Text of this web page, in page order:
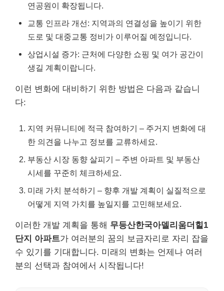
연공원이 확장됩니다.
교통 인프라 개선: 지역과의 연결성을 높이기 위한
도로 및 대중교통 정비가 이루어질 예정입니다.
상업시설 증가: 근처에 다양한 쇼핑 및 여가 공간이
생길 계획이랍니다.
이런 변화에 대비하기 위한 방법은 다음과 같습니
다:
지역 커뮤니티에 적극 참여하기 – 주거지 변화에 대
한 의견을 나누고 정보를 교류하세요.
부동산 시장 동향 살피기 – 주변 아파트 및 부동산
시세를 꾸준히 체크하세요.
미래 가치 분석하기 – 향후 개발 계획이 실질적으로
어떻게 지역 가치를 높일지를 고민해보세요.
이러한 개발 계획을 통해 무등산한국아델리움더힐1
단지 아파트가 여러분의 꿈의 보금자리로 자리 잡을
수 있기를 기대합니다. 미래의 변화는 언제나 여러
분의 선택과 참여에서 시작됩니다!